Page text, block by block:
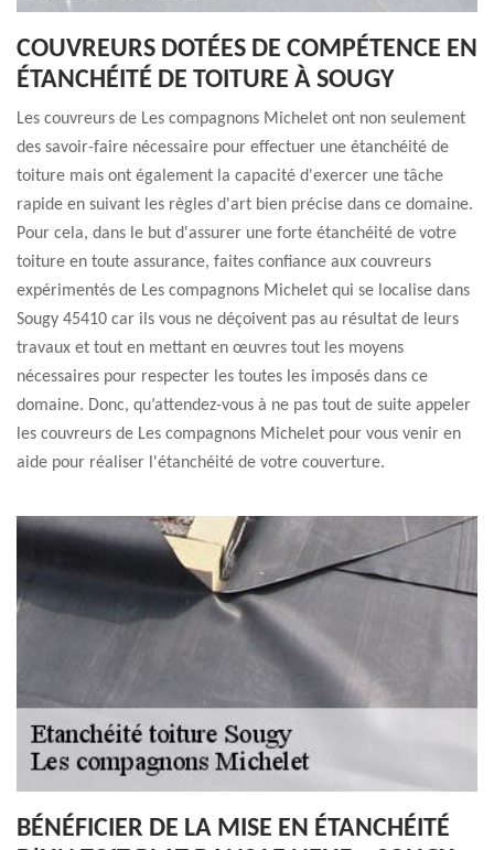
COUVREURS DOTÉES DE COMPÉTENCE EN
ÉTANCHÉITÉ DE TOITURE À SOUGY
Les couvreurs de Les compagnons Michelet ont non seulement
des savoir-faire nécessaire pour effectuer une étanchéité de
toiture mais ont également la capacité d'exercer une tâche
rapide en suivant les règles d'art bien précise dans ce domaine.
Pour cela, dans le but d'assurer une forte étanchéité de votre
toiture en toute assurance, faites confiance aux couvreurs
expérimentés de Les compagnons Michelet qui se localise dans
Sougy 45410 car ils vous ne déçoivent pas au résultat de leurs
travaux et tout en mettant en œuvres tout les moyens
nécessaires pour respecter les toutes les imposés dans ce
domaine. Donc, qu’attendez-vous à ne pas tout de suite appeler
les couvreurs de Les compagnons Michelet pour vous venir en
aide pour réaliser l'étanchéité de votre couverture.
BÉNÉFICIER DE LA MISE EN ÉTANCHÉITÉ